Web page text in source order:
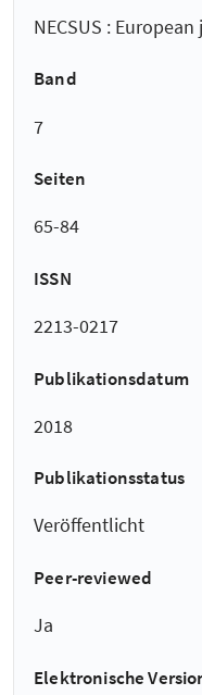
NECSUS :
Band
7
Seiten
65-84
ISSN
2213-0217
Publikationsdatum
2018
Publikationsstatus
Veröffentlicht
Peer-reviewed
Ja
Elektronische